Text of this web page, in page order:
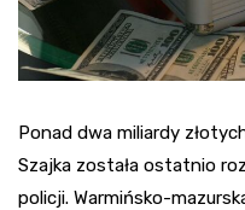
Ponad dwa miliardy
Szajka została ostatnio
policji. Warmińsko-